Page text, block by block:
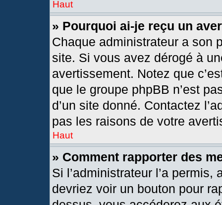
Haut
» Pourquoi ai-je reçu un
Chaque administrateur a son
site. Si vous avez dérogé à
avertissement. Notez que
que le groupe phpBB n’est
d’un site donné. Contactez
pas les raisons de votre
Haut
» Comment rapporter des
Si l’administrateur l’a
devriez voir un bouton pour